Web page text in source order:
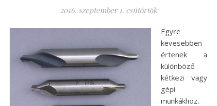
2016. szeptember 1. csütörtök
Egyre
kevesebben
értenek a
különböző
kétkezi vagy
gépi
munkákhoz.